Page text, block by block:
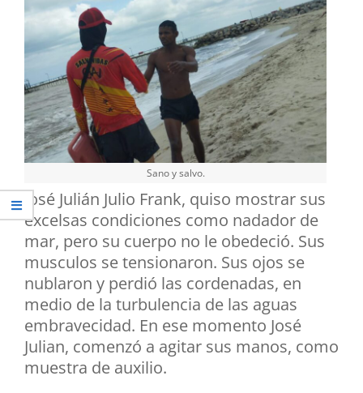
Sano y salvo.
José Julián Julio Frank, quiso mostrar sus
excelsas condiciones como nadador de
mar, pero su cuerpo no le obedeció. Sus
musculos se tensionaron. Sus ojos se
nublaron y perdió las cordenadas, en
medio de la turbulencia de las aguas
embravecidad. En ese momento José
Julian, comenzó a agitar sus manos, como
muestra de auxilio.